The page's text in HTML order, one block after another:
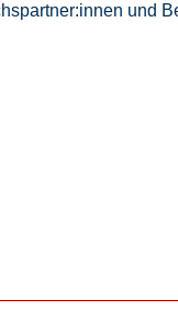
und